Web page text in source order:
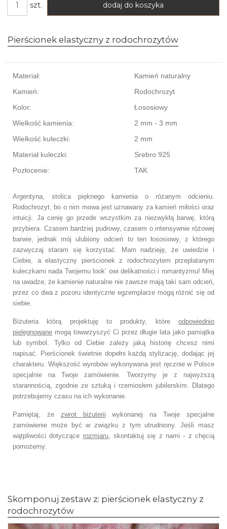
szt. dodaj do koszyka
Pierścionek elastyczny z rodochrozytów
Materiał:
Kamień naturalny
Kamień:
Rodochrozyt
Kolor:
Łososiowy
Wielkość kamienia:
2 mm - 3 mm
Wielkość kuleczki:
2 mm
Materiał kuleczki:
Srebro 925
Pozłocenie:
TAK
Argentyna, stolica pięknego kamienia o różanym odcieniu.
Rodochrozyt, bo o nim mowa jest uznawany za kamień miłości oraz
intuicji. Ja cenię go przede wszystkim za niezwykłą barwę, którą
przybiera. Czasem bardziej pudrowy, czasem o intensywnie różowej
barwie, jednak mój ulubiony odcień to ten łososiowy, z którego
zazwyczaj staram się korzystać. Mam nadzieję, że uwiedzie i
Ciebie, a elastyczny pierścionek z rodochrozytem przeplatanym
kuleczkami nada Twojemu look’ owi delikatności i romantyzmu! Miej
na uwadze, że kamienie naturalne nie zawsze mają taki sam odcień,
przez co dwa z pozoru identyczne egzemplarze mogą różnić się od
siebie.
Biżuteria którą projektujęto produkty, któreodpowiednio
pielęgnowane mogą towarzyszyć Ci przez długie lata jako pamiątka
lub symbol. Tylko od Ciebie zależy jaką historię chcesz nimi
napisać. Pierścionek świetnie dopełni każdą stylizację, dodając jej
charakteru. Większość wyrobów wykonywana jest ręcznie w Polsce
specjalnie na Twoje zamówienie. Tworzymy je z najwyższą
starannością, zgodnie ze sztuką i rzemiosłem jubilerskim. Dlatego
potrzebujemy czasu na ich wykonanie.
Pamiętaj, że zwrot biżuterii wykonanej na Twoje specjalne
zamówienie może być w związku z tym utrudniony. Jeśli masz
wątpliwości dotyczące rozmiaru, skontaktuj się z nami - z chęcią
pomożemy.
Skomponuj zestaw z: pierścionek elastyczny z
rodochrozytów